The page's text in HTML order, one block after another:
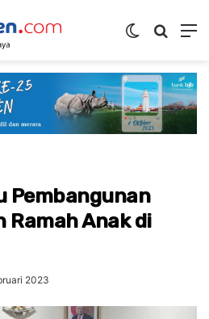
Switch skin
Pembangunan
Ramah Anak di
2023